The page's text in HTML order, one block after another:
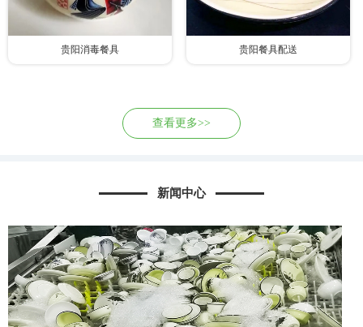
贵阳消毒餐具 贵阳餐具配送
查看更多>>
新闻中心